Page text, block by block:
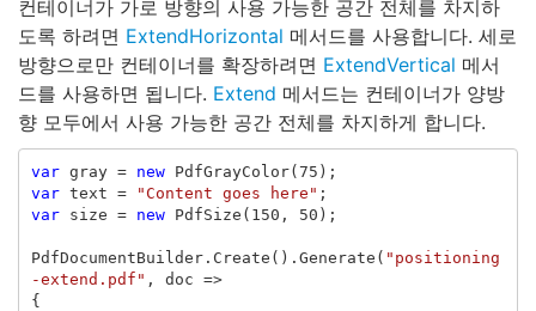
컨테이너가 가로 방향의 사용 가능한 공간 전체를 차지하
도록 하려면 ExtendHorizontal 메서드를 사용합니다. 세로
방향으로만 컨테이너를 확장하려면 ExtendVertical 메서
드를 사용하면 됩니다. Extend 메서드는 컨테이너가 양방
향 모두에서 사용 가능한 공간 전체를 차지하게 합니다.
var gray = new PdfGrayColor( 75 );
var text = "Content goes here" ;
var
size = new PdfSize ( 150 , 50 );
PdfDocumentBuilder. Create (). Generate ( "positioning
-extend.pdf" , doc =>
{